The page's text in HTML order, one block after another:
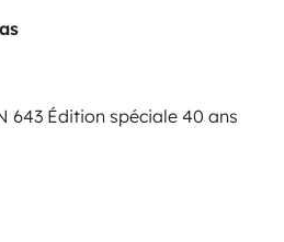
643 Édition spéciale 40 ans